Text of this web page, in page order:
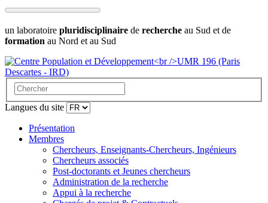
un laboratoire pluridisciplinaire de recherche au Sud et de
formation au Nord et au Sud
Langues du site
Présentation
Membres
Chercheurs, Enseignants-Chercheurs, Ingénieurs
Chercheurs associés
Post-doctorants et Jeunes chercheurs
Administration de la recherche
Appui à la recherche